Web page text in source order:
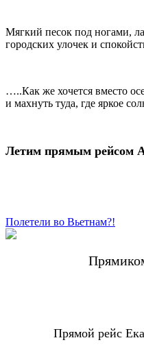
Мягкий песок под ногами,
городских улочек и
…..Как же хочется вместо
и махнуть туда, где яркое
Летим прямым рейсом
Полетели во Вьетнам?!
Прямой рейс